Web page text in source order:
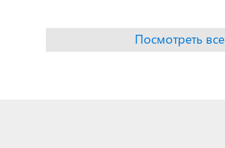
Посмотреть все